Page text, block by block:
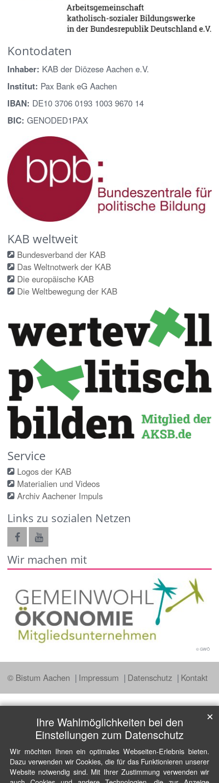
Kontodaten
Inhaber: KAB der Diözese Aachen e.V.
Institut: Pax Bank eG Aachen
IBAN: DE10 3706 0193 1003 9670 14
BIC: GENODED1PAX
KAB weltweit
Bundesverband der KAB
Das Weltnotwerk der KAB
Die europäische KAB
Die Weltbewegung der KAB
Service
Logos der KAB
Materialien und Videos
Archiv Aachener Impuls
Links zu sozialen Netzen
Wir machen mit
© GWÖ
© Bistum Aachen Impressum Datenschutz Kontakt
Ihre Wahlmöglichkeiten bei den
Einstellungen zum Datenschutz
Wir möchten Ihnen ein optimales Webseiten-Erlebnis bieten.
Dazu verwenden wir Cookies, die für das Funktionieren unserer
Website notwendig sind. Mit Ihrer Zustimmung verwenden wir
✕